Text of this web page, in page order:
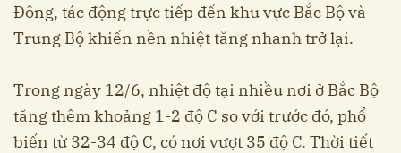
Đông, tác động trực tiếp đến khu vực Bắc Bộ và
Trung Bộ khiến nền nhiệt tăng nhanh trở lại.
Trong ngày 12/6, nhiệt độ tại nhiều nơi ở Bắc Bộ
tăng thêm khoảng 1-2 độ C so với trước đó, phổ
biến từ 32-34 độ C, có nơi vượt 35 độ C. Thời tiết